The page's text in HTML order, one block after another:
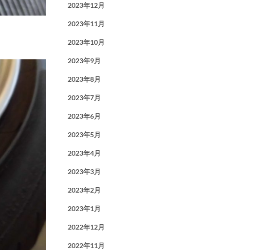
2023年12月
2023年11月
2023年10月
2023年9月
2023年8月
2023年7月
2023年6月
2023年5月
2023年4月
2023年3月
2023年2月
2023年1月
2022年12月
2022年11月